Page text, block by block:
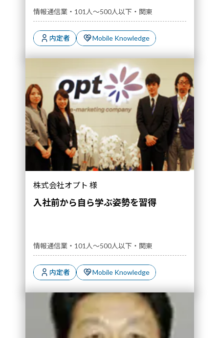
力」
情報通信業・101人～500人以下・関東
内定者 Mobile Knowledge
株式会社オプト 様
入社前から自ら学ぶ姿勢を習得
情報通信業・101人～500人以下・関東
内定者 Mobile Knowledge